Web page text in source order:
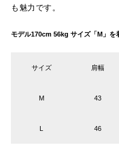
も魅力です。
モデル170cm 56kg サイズ「M」を
サイズ 肩幅
M 43
L 46